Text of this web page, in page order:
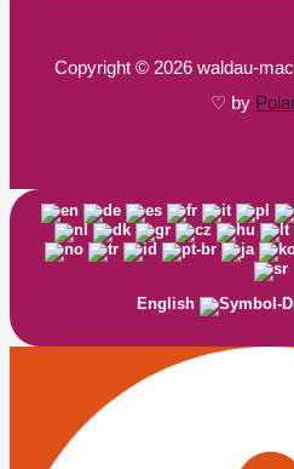
Copyright © 2026 waldau-
♡ by
English